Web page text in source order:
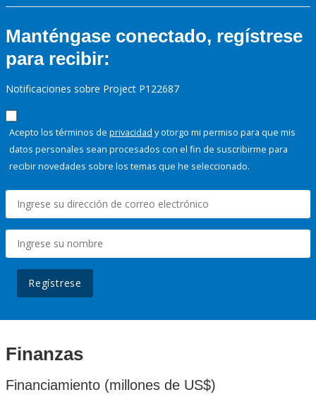
Manténgase conectado, regístrese
para recibir:
Notificaciones sobre Project P122687
Acepto los términos de privacidad y otorgo mi permiso para que mis
datos personales sean procesados con el fin de suscribirme para
recibir novedades sobre los temas que he seleccionado.
Regístrese
Finanzas
Financiamiento (millones de US$)